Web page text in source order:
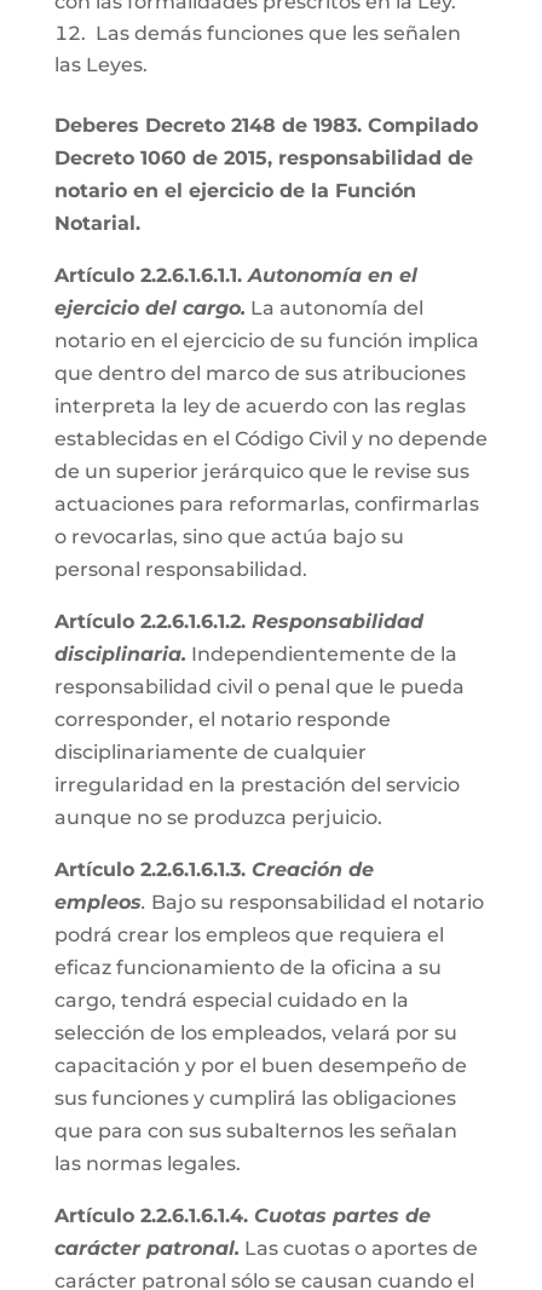
Las demás funciones que les señalen
las Leyes.
Deberes Decreto 2148 de 1983. Compilado
Decreto 1060 de 2015, responsabilidad de
notario en el ejercicio de la Función
Notarial.
Artículo 2.2.6.1.6.1.1.Autonomía en el
ejercicio del cargo. La autonomía del
notario en el ejercicio de su función implica
que dentro del marco de sus atribuciones
interpreta la ley de acuerdo con las reglas
establecidas en el Código Civil y no depende
de un superior jerárquico que le revise sus
actuaciones para reformarlas, confirmarlas
o revocarlas, sino que actúa bajo su
personal responsabilidad.
Artículo 2.2.6.1.6.1.2.Responsabilidad
disciplinaria. Independientemente de la
responsabilidad civil o penal que le pueda
corresponder, el notario responde
disciplinariamente de cualquier
irregularidad en la prestación del servicio
aunque no se produzca perjuicio.
Artículo 2.2.6.1.6.1.3. Creación de
empleos. Bajo su responsabilidad el notario
podrá crear los empleos que requiera el
eficaz funcionamiento de la oficina a su
cargo, tendrá especial cuidado en la
selección de los empleados, velará por su
capacitación y por el buen desempeño de
sus funciones y cumplirá las obligaciones
que para con sus subalternos les señalan
las normas legales.
Artículo 2.2.6.1.6.1.4. Cuotas partes de
carácter patronal. Las cuotas o aportes de
carácter patronal sólo se causan cuando el